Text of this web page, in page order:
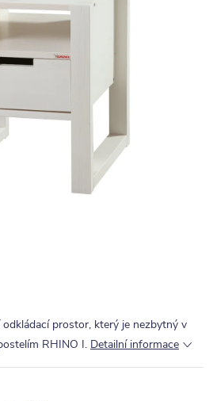
prostor, který je nezbytný v
RHINO I. Detailní informace